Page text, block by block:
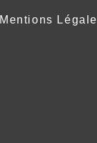
Mentions